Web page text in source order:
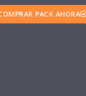
PACK AHORA